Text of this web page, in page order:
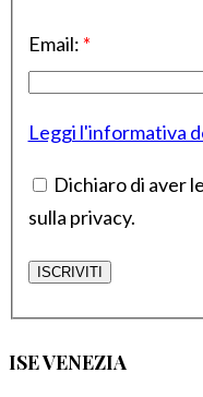
Email: *
Leggi l'informativa
Dichiaro di aver
sulla privacy.
ISE VENEZIA